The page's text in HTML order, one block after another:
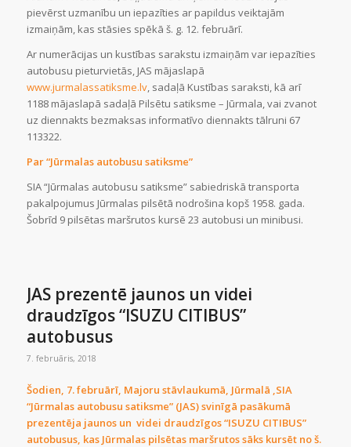
pievērst uzmanību un iepazīties ar papildus veiktajām
izmaiņām, kas stāsies spēkā š. g. 12. februārī.
Ar numerācijas un kustības sarakstu izmaiņām var iepazīties
autobusu pieturvietās, JAS mājaslapā
www.jurmalassatiksme.lv, sadaļā Kustības saraksti, kā arī
1188 mājaslapā sadaļā Pilsētu satiksme – Jūrmala, vai zvanot
uz diennakts bezmaksas informatīvo diennakts tālruni 67
113322.
Par “Jūrmalas autobusu satiksme”
SIA “Jūrmalas autobusu satiksme” sabiedriskā transporta
pakalpojumus Jūrmalas pilsētā nodrošina kopš 1958. gada.
Šobrīd 9 pilsētas maršrutos kursē 23 autobusi un minibusi.
JAS prezentē jaunos un videi
draudzīgos “ISUZU CITIBUS”
autobusus
7. februāris, 2018
Šodien, 7. februārī, Majoru stāvlaukumā, Jūrmalā ,SIA
“Jūrmalas autobusu satiksme” (JAS) svinīgā pasākumā
prezentēja jaunos un videi draudzīgos “ISUZU CITIBUS”
autobusus, kas Jūrmalas pilsētas maršrutos sāks kursēt no š.